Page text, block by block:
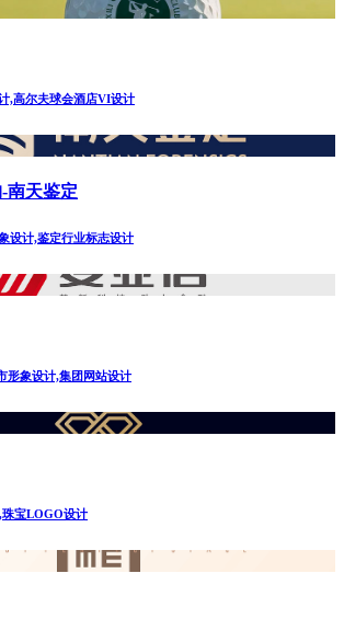
,高尔夫球会酒店VI设计
南天鉴定
设计,鉴定行业标志设计
形象设计,集团网站设计
宝LOGO设计